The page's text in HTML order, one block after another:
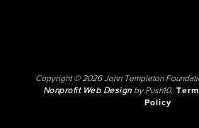
Copyright © 2026 John Templeton
Nonprofit Web Designby Push10.
Policy